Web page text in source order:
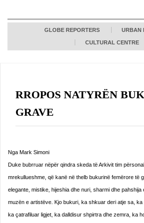
GLOBE REPORTERS URBAN
CULTURAL CENTRE
RROPOS NATYRËN
GRAVE
Nga Mark Simoni
Duke bubrruar nëpër qindra skeda të Arkivit tim
mrekullueshme, që kanë në thelb bukurinë femërore të
elegante, mistike, hijeshia dhe nuri, sharmi dhe
muzën e artistëve. Kjo bukuri, ka shkuar deri atje sa, ka
ka çatrafiluar ligjet, ka dalldisur shpirtra dhe zemra, ka